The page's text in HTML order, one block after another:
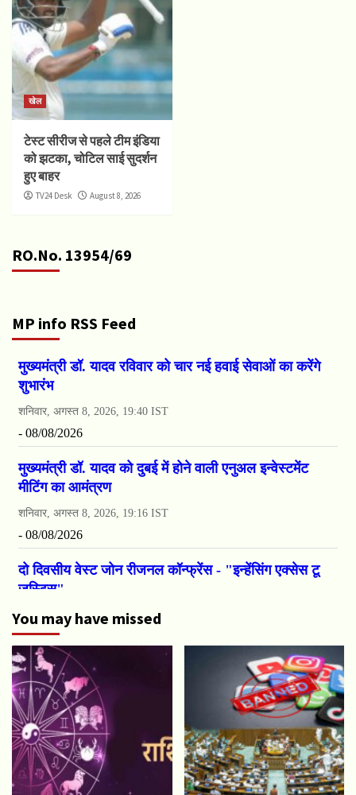
खेल
टेस्ट सीरीज से पहले टीम इंडिया
को झटका, चोटिल साई सुदर्शन
हुए बाहर
TV24 Desk August 8, 2026
RO.No. 13954/69
MP info RSS Feed
You may have missed